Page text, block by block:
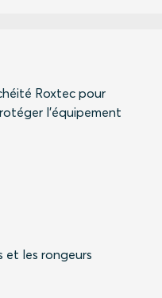
Roxtec pour
l'équipement
et les rongeurs